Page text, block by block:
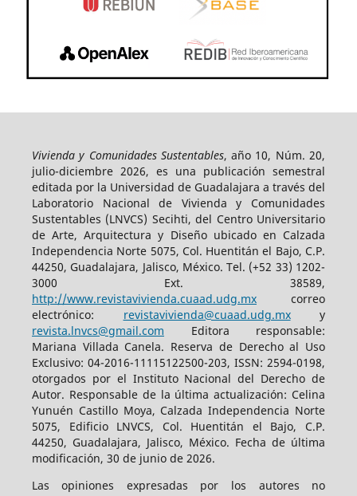
Vivienda y Comunidades Sustentables, año 10, Núm. 20,
julio-diciembre 2026, es una publicación semestral
editada por la Universidad de Guadalajara a través del
Laboratorio Nacional de Vivienda y Comunidades
Sustentables (LNVCS) Secihti, del Centro Universitario
de Arte, Arquitectura y Diseño ubicado en Calzada
Independencia Norte 5075, Col. Huentitán el Bajo, C.P.
44250, Guadalajara, Jalisco, México. Tel. (+52 33) 1202-
3000 Ext. 38589,
http://www.revistavivienda.cuaad.udg.mxcorreo
electrónico: revistavivienda@cuaad.udg.mxy
revista.lnvcs@gmail.com Editora responsable:
Mariana Villada Canela. Reserva de Derecho al Uso
Exclusivo: 04-2016-11115122500-203, ISSN: 2594-0198,
otorgados por el Instituto Nacional del Derecho de
Autor. Responsable de la última actualización: Celina
Yunuén Castillo Moya, Calzada Independencia Norte
5075, Edificio LNVCS, Col. Huentitán el Bajo, C.P.
44250, Guadalajara, Jalisco, México. Fecha de última
modificación, 30 de junio de 2026.
Las opiniones expresadas por los autores no